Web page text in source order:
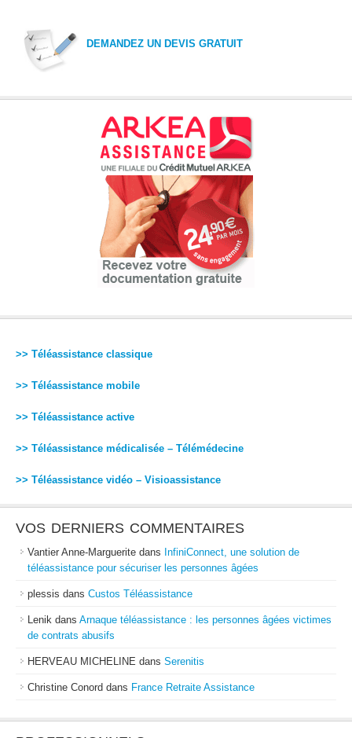
DEMANDEZ UN DEVIS GRATUIT
>> Téléassistance classique
>> Téléassistance mobile
>> Téléassistance active
>> Téléassistance médicalisée – Télémédecine
>> Téléassistance vidéo – Visioassistance
VOS DERNIERS COMMENTAIRES
Vantier Anne-Marguerite dans InfiniConnect, une solution de
téléassistance pour sécuriser les personnes âgées
plessis dans Custos Téléassistance
Lenik dans Arnaque téléassistance : les personnes âgées victimes
de contrats abusifs
HERVEAU MICHELINE dans Serenitis
Christine Conord dans France Retraite Assistance